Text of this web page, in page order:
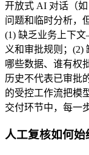
开放式 AI 对话（如
问题和临时分析，
(1) 缺乏业务上下
义和审批规则；
哪些数据、谁有权
历史不代表已审批
的受控工作流把模
交付环节中，每一
人工复核如何始